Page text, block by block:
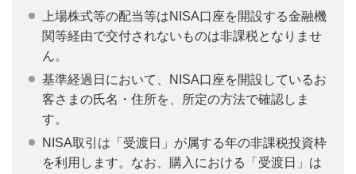
上場株式等の配当等はNISA口座を開設する金融機
関等経由で交付されないものは非課税となりませ
ん。
基準経過日において、NISA口座を開設しているお
客さまの氏名・住所を、所定の方法で確認しま
す。
NISA取引は「受渡日」が属する年の非課税投資枠
を利用します。なお、購入における「受渡日」は